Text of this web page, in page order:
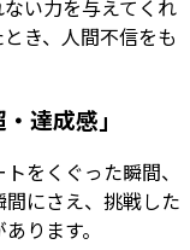
い力を与えてくれ
き、人間不信をも
達成感」
をくぐった瞬間、
にさえ、挑戦した
ります。